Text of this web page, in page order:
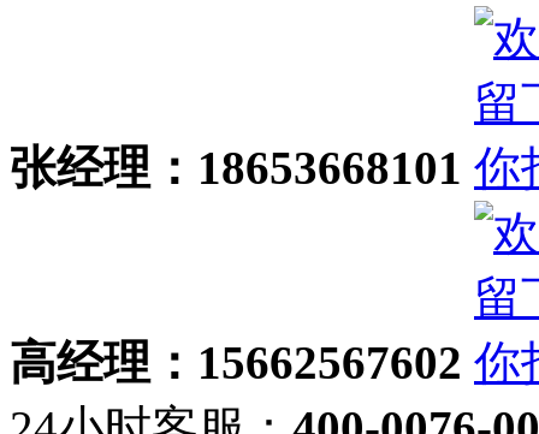
张经理：18653668101
高经理：15662567602